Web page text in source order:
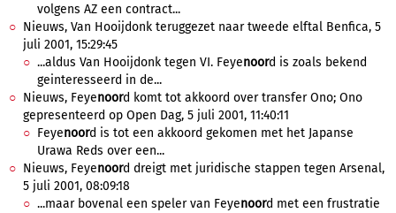
volgens AZ een contract...
Nieuws, Van Hooijdonk teruggezet naar tweede elftal Benfica, 5
juli 2001, 15:29:45
...aldus Van Hooijdonk tegen VI. Feyenoord is zoals bekend
geinteresseerd in de...
Nieuws, Feyenoord komt tot akkoord over transfer Ono; Ono
gepresenteerd op Open Dag, 5 juli 2001, 11:40:11
Feyenoord is tot een akkoord gekomen met het Japanse
Urawa Reds over een...
Nieuws, Feyenoord dreigt met juridische stappen tegen Arsenal,
5 juli 2001, 08:09:18
...maar bovenal een speler van Feyenoord met een frustratie